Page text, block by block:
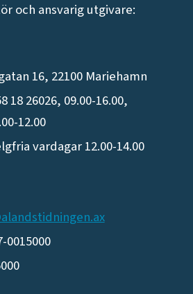
och ansvarig utgivare:
16, 22100 Mariehamn
18 26026, 09.00-16.00,
12.00
vardagar 12.00-14.00
0015000